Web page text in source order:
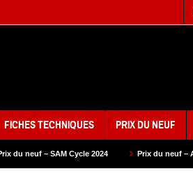
FICHES TECHNIQUES PRIX DU NEUF
2024 Prix du neuf – AS Motors 2024